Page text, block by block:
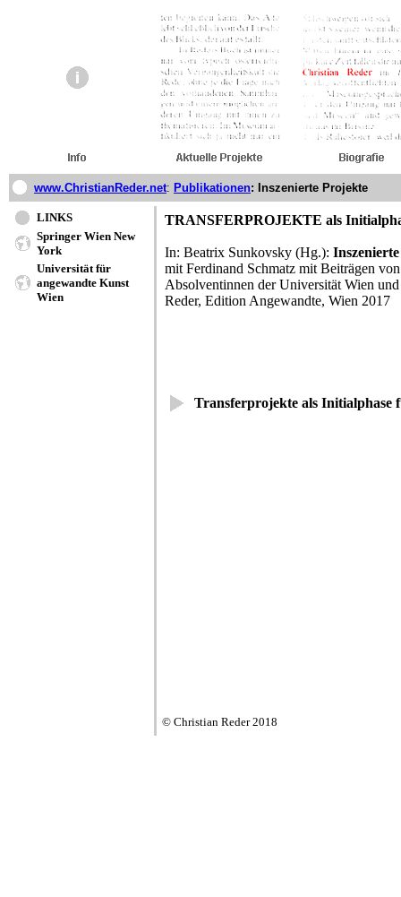
www.ChristianReder.net: Publikationen: Inszenierte Projekte
LINKS
Springer Wien New
York
Universität für
angewandte Kunst
Wien
TRANSFERPROJEKTE als
In: Beatrix Sunkovsky (Hg.):
mit Ferdinand Schmatz mit Beiträgen
Absolventinnen der Universität Wien
Reder, Edition Angewandte, Wien 2017
Transferprojekte als Initialphase
© Christian Reder 2018